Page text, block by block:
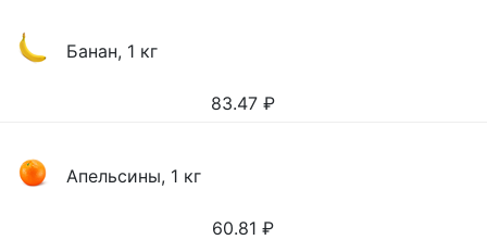
Банан, 1 кг
83.47 ₽
Апельсины, 1 кг
60.81 ₽